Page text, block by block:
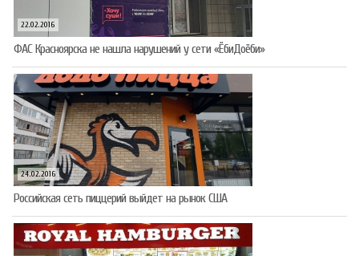
22.02.2016
ФАС Красноярска не нашла нарушений у сети «ЁбиДоёби»
24.02.2016
Российская сеть пиццерий выйдет на рынок США